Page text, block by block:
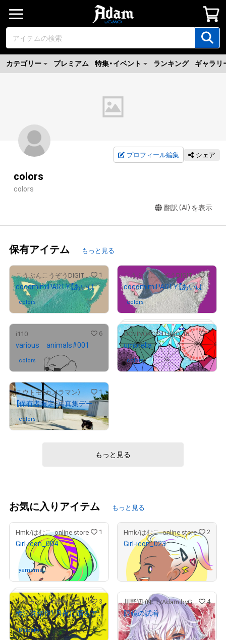
カテゴリー プレミアム 特集・イベント ランキング ギャラリ
プロフィール編集 シェア
colors
colors
翻訳（AI）を表示
保有アイテム もっと見る
こうぶんこうぞうDIGITALcocoart NFT 1
cocomimiPARTY【あいはかつ】TI#c014
colors さんが保有中
こうぶんこうぞうDIGITALcocoart NFT 0
cocomimiPARTY【あいはかつ】WH#c016
colorsさんが保有中
i110 6
various animals#001
colors さんが保有中
UCHINOKOSTUDIO_foNfoN 1
umbrella
colorsさんが保有中
ユウトモ（カメラマン） 1
【保有者限定：写真集データ付き】猫写真
colors さんが保有中
もっと見る
お気に入りアイテム もっと見る
Hmk/はむこ_online store 1
Girl-icon_004
yamama1
968
さんが保有中
Hmk/はむこ_online store 2
Girl-icon_023
¥5,000
売出し（初回販売）
TBSラジオ70周年記念 NFTアート作品ストア 3
赤江珠緒作「月夜に踊るアフリカの木」デジタル版
Bluesky11
22
さんが保有中
川野辺 (NFT/Adam byGMO) 4
眼鏡の試着
¥18,000